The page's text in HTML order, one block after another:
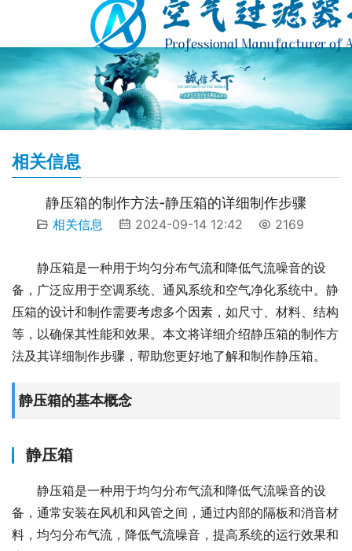
相关信息
静压箱的制作方法-静压箱的详细制作步骤
相关信息 2024-09-14 12:42 2169
静压箱是一种用于均匀分布气流和降低气流噪音的设
备，广泛应用于空调系统、通风系统和空气净化系统中。静
压箱的设计和制作需要考虑多个因素，如尺寸、材料、结构
等，以确保其性能和效果。本文将详细介绍静压箱的制作方
法及其详细制作步骤，帮助您更好地了解和制作静压箱。
静压箱的基本概念
静压箱
静压箱是一种用于均匀分布气流和降低气流噪音的设
备，通常安装在风机和风管之间，通过内部的隔板和消音材
料，均匀分布气流，降低气流噪音，提高系统的运行效果和